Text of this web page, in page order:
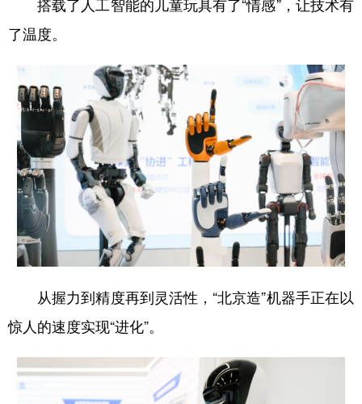
搭载了人工智能的儿童玩具有了“情感”，让技术有
了温度。
从握力到精度再到灵活性，“北京造”机器手正在以
惊人的速度实现“进化”。